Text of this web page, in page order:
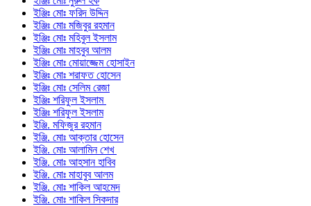
ইঞ্জিঃ মোঃ ফরিদ উদ্দিন
ইঞ্জিঃ মোঃ মজিবুর রহমান
ইঞ্জিঃ মোঃ মহিবুল ইসলাম
ইঞ্জিঃ মোঃ মাহবুব আলম
ইঞ্জিঃ মোঃ মোয়াজ্জেম হোসাইন
ইঞ্জিঃ মোঃ শরাফত হোসেন
ইঞ্জিঃ মোঃ সেলিম রেজা
ইঞ্জিঃ শরিফুল ইসলাম
ইঞ্জিঃ শরিফুল ইসলাম
ইঞ্জি. মফিজুর রহমান
ইঞ্জি. মোঃ আক্তার হোসেন
ইঞ্জি. মোঃ আলামিন শেখ
ইঞ্জি. মোঃ আহসান হাবিব
ইঞ্জি. মোঃ মাহাবুব আলম
ইঞ্জি. মোঃ শাকিল আহমেদ
ইঞ্জি. মোঃ শাকিল সিকদার